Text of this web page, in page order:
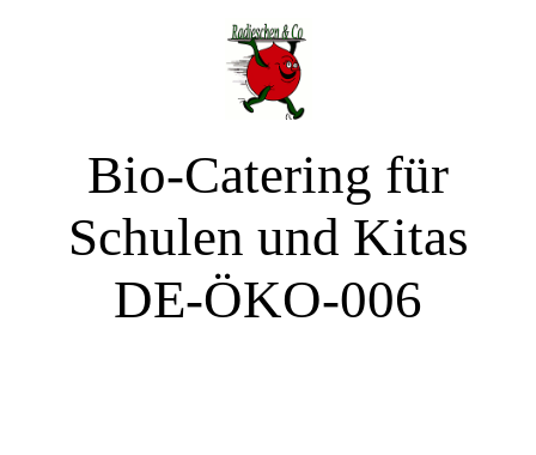
Bio-Catering für
Schulen und Kitas
DE-ÖKO-006